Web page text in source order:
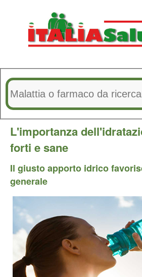
L'importanza
forti e sane
Il giusto apporto idrico
generale